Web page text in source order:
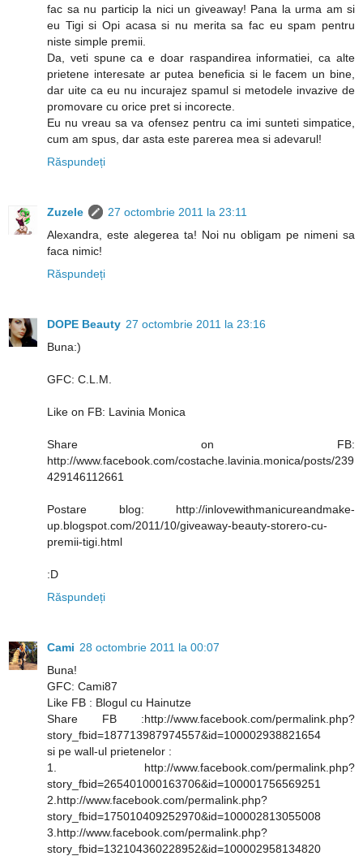
fac sa nu particip la nici un giveaway! Pana la urma am si
eu Tigi si Opi acasa si nu merita sa fac eu spam pentru
niste simple premii.
Da, veti spune ca e doar raspandirea informatiei, ca alte
prietene interesate ar putea beneficia si le facem un bine,
dar uite ca eu nu incurajez spamul si metodele invazive de
promovare cu orice pret si incorecte.
Eu nu vreau sa va ofensez pentru ca imi sunteti simpatice,
cum am spus, dar asta este parerea mea si adevarul!
Răspundeți
Zuzele
27 octombrie 2011 la 23:11
Alexandra, este alegerea ta! Noi nu obligam pe nimeni sa
faca nimic!
Răspundeți
DOPE Beauty 27 octombrie 2011 la 23:16
Buna:)
GFC: C.L.M.
Like on FB: Lavinia Monica
Share on FB:
http://www.facebook.com/costache.lavinia.monica/posts/239
429146112661
Postare blog: http://inlovewithmanicureandmake-
up.blogspot.com/2011/10/giveaway-beauty-storero-cu-
premii-tigi.html
:D
Răspundeți
Cami 28 octombrie 2011 la 00:07
Buna!
GFC: Cami87
Like FB : Blogul cu Hainutze
Share FB :http://www.facebook.com/permalink.php?
story_fbid=187713987974557&id=100002938821654
si pe wall-ul prietenelor :
1. http://www.facebook.com/permalink.php?
story_fbid=265401000163706&id=100001756569251
2.http://www.facebook.com/permalink.php?
story_fbid=175010409252970&id=100002813055008
3.http://www.facebook.com/permalink.php?
story_fbid=132104360228952&id=100002958134820